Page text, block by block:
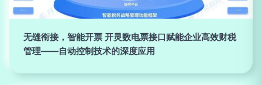
无缝衔接，智能开票 开灵数电票接口赋能企业高效财税
管理——自动控制技术的深度应用